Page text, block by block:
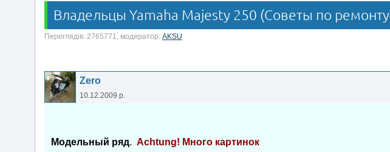
Владельцы Yamaha Majesty 250 (Советы по
Переглядів: 2765771, модератор: AKSU
Zero
10.12.2009 р.
Модельный ряд. Achtung! Много картинок